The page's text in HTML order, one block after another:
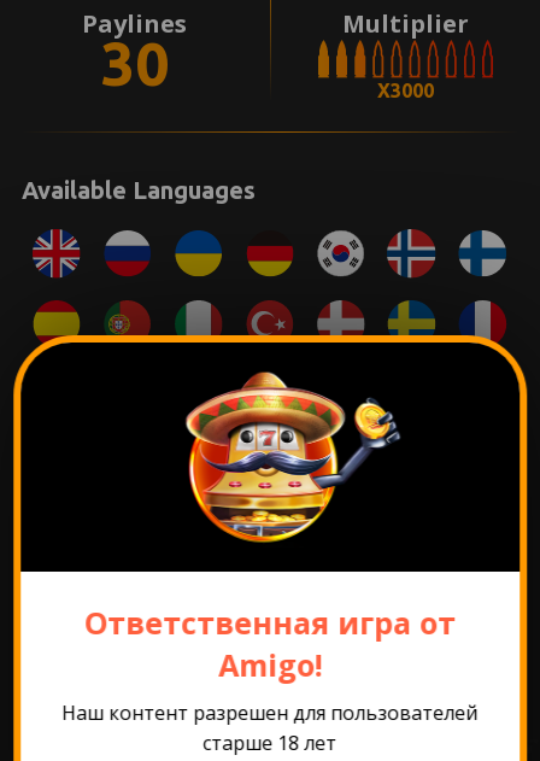
Paylines
30
Multiplier
X3000
Available Languages
Перейти к промо
Самые популярные
игры
Ответственная игра от
Amigo!
Наш контент разрешен для пользователей
старше 18 лет